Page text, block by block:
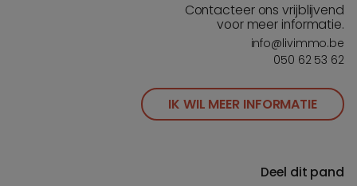
Contacteer ons vrijblijvend
voor meer informatie.
info@livimmo.be
050 62 53 62
IK WIL MEER INFORMATIE
Deel dit pand